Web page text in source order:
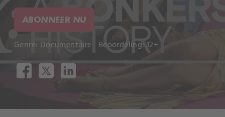
ABONNEER NU
Genre: Documentaire Beoordeling: 12+